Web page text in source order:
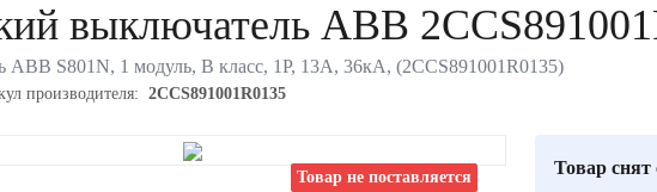
Товар не поставляется
выключатель ABB
ABB S801N, 1 модуль, B класс, 1P, 13А, 36кА, (2CCS891001R0135)
производителя: 2CCS891001R0135
Товар снят